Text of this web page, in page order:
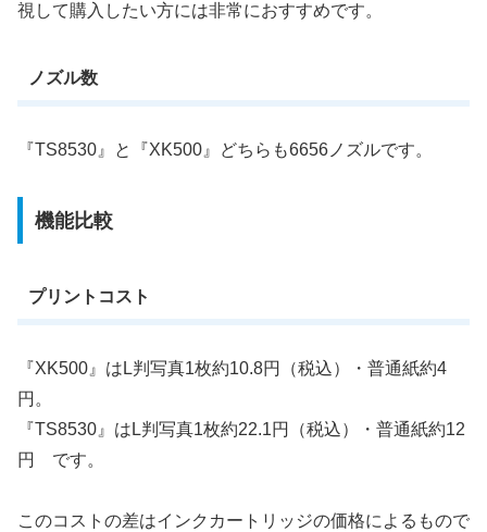
視して購入したい方には非常におすすめです。
ノズル数
『TS8530』と『XK500』どちらも6656ノズルです。
機能比較
プリントコスト
『XK500』はL判写真1枚約10.8円（税込）・普通紙約4
円。
『TS8530』はL判写真1枚約22.1円（税込）・普通紙約12
円 です。
このコストの差はインクカートリッジの価格によるもので